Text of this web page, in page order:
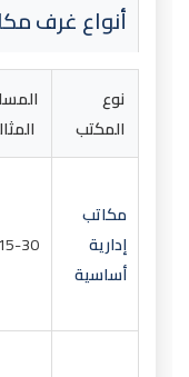
أنواع غرف
نوع
المكتب
مكاتب
إدارية
أساسية
15-30 م²